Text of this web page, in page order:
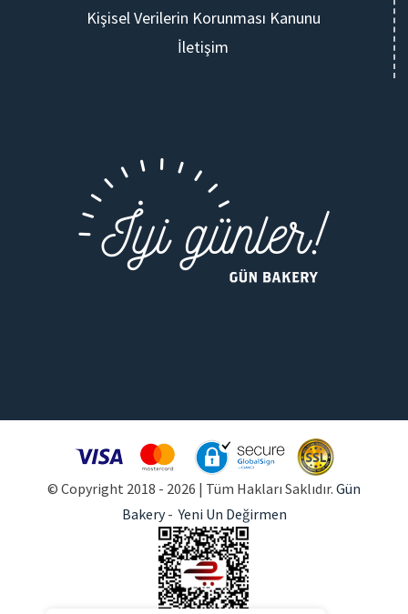
Kişisel Verilerin Korunması Kanunu
İletişim
© Copyright 2018 - 2026 | Tüm Hakları Saklıdır. Gün
Bakery-Yeni Un Değirmen